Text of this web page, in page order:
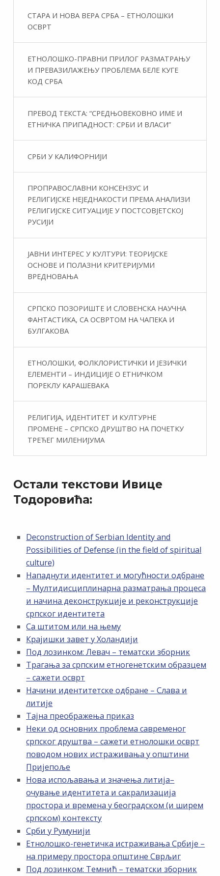
СТАРА И НОВА ВЕРА СРБА – ЕТНОЛОШКИ
ОСВРТ
ЕТНОЛОШКО-ПРАВНИ ПРИЛОГ РАЗМАТРАЊУ
И ПРЕВАЗИЛАЖЕЊУ ПРОБЛЕМА БЕЛЕ КУГЕ
КОД СРБА
ПРЕВОД ТЕКСТА: “СРЕДЊОВЕКОВНО ИМЕ И
ЕТНИЧКА ПРИПАДНОСТ: СРБИ И ВЛАСИ”
СРБИ У КАЛИФОРНИЈИ
ПРОПРАВОСЛАВНИ КОНСЕНЗУС И
РЕЛИГИЈСКЕ НЕЈЕДНАКОСТИ ПРЕМА АНАЛИЗИ
РЕЛИГИЈСКЕ СИТУАЦИЈЕ У ПОСТСОВЈЕТСКОЈ
РУСИЈИ
ЈАВНИ ИНТЕРЕС У КУЛТУРИ: ТЕОРИЈСКЕ
ОСНОВЕ И ПОЛАЗНИ КРИТЕРИЈУМИ
ВРЕДНОВАЊА
СРПСКО ПОЗОРИШТЕ И СЛОВЕНСКА НАУЧНА
ФАНТАСТИКA, СА ОСВРТОМ НА ЧАПЕКА И
БУЛГАКОВА
ЕТНОЛОШКИ, ФОЛКЛОРИСТИЧКИ И ЈЕЗИЧКИ
ЕЛЕМЕНТИ – ИНДИЦИЈЕ О ЕТНИЧКОМ
ПОРЕКЛУ КАРАШЕВАКА
РЕЛИГИЈА, ИДЕНТИТЕТ И КУЛТУРНЕ
ПРОМЕНЕ – СРПСКО ДРУШТВО НА ПОЧЕТКУ
ТРЕЋЕГ МИЛЕНИЈУМА
Остали текстови Ивице
Тодоровића:
Deconstruction of Serbian Identity and
Possibilities of Defense (in the field of spiritual
culture)
Нападнути идентитет и могућности одбране
– Мултидисциплинарна разматрања процеса
и начина деконструкције и реконструкције
српског идентитета
Са штитом или на њему
Крајишки завет у Холандији
Под лозинком: Левач – тематски зборник
Трагања за српским етногенетским образцем
– сажети осврт
Начини идентитетске одбране – Слава и
литије
Тајна преображења приказ
Неки од основних проблема савременог
српског друштва – сажети етнолошки осврт
поводом нових истраживања у општини
Пријепоље
Нова испољавања и значења литија–
очување идентитета и сакрализација
простора и времена у београдском (и ширем
српском) контексту
Срби у Румунији
Етнолошко-генетичка истраживања Србије –
на примеру простора општине Сврљиг
Под лозинком: Темнић – тематски зборник